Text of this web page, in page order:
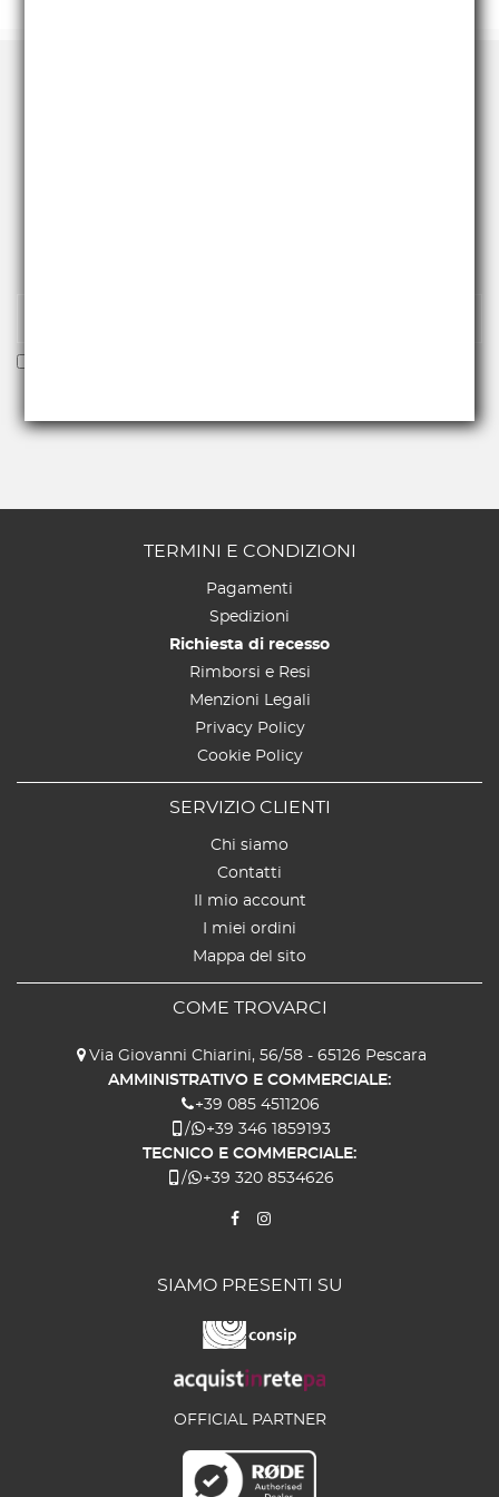
TERMINI E CONDIZIONI
Pagamenti
Spedizioni
Richiesta di recesso
Rimborsi e Resi
Menzioni Legali
Privacy Policy
Cookie Policy
SERVIZIO CLIENTI
Chi siamo
Contatti
Il mio account
I miei ordini
Mappa del sito
COME TROVARCI
Via Giovanni Chiarini, 56/58 - 65126 Pescara
AMMINISTRATIVO E COMMERCIALE:
+39 085 4511206
/
+39 346 1859193
TECNICO E COMMERCIALE:
/
+39 320 8534626
SIAMO PRESENTI SU
OFFICIAL PARTNER